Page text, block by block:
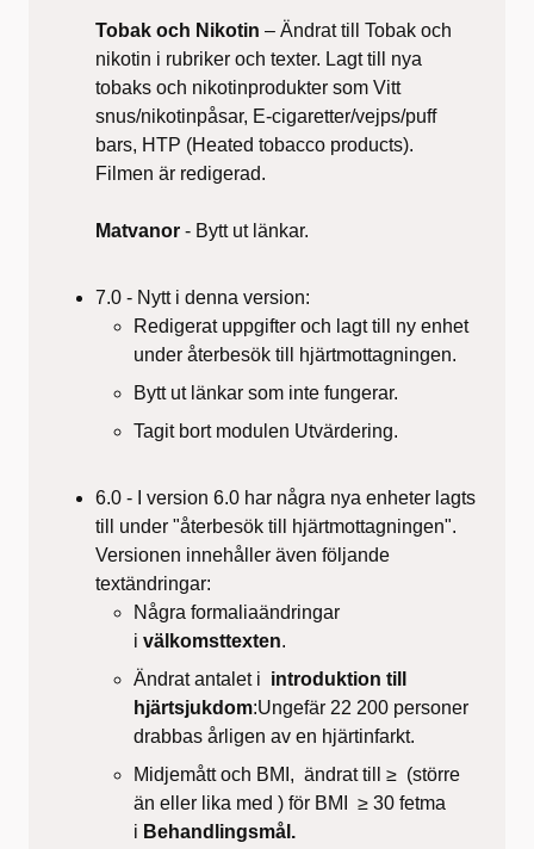
Tobak och Nikotin – Ändrat till Tobak och
nikotin i rubriker och texter. Lagt till nya
tobaks och nikotinprodukter som Vitt
snus/nikotinpåsar, E-cigaretter/vejps/puff
bars, HTP (Heated tobacco products).
Filmen är redigerad.
Matvanor - Bytt ut länkar.
7.0 - Nytt i denna version:
Redigerat uppgifter och lagt till ny enhet
under återbesök till hjärtmottagningen.
Bytt ut länkar som inte fungerar.
Tagit bort modulen Utvärdering.
6.0 - I version 6.0 har några nya enheter lagts
till under "återbesök till hjärtmottagningen".
Versionen innehåller även följande
textändringar:
Några formaliaändringar
i välkomsttexten.
Ändrat antalet i introduktion till
hjärtsjukdom:Ungefär 22 200 personer
drabbas årligen av en hjärtinfarkt.
Midjemått och BMI, ändrat till ≥ (större
än eller lika med ) för BMI ≥ 30 fetma
i Behandlingsmål.